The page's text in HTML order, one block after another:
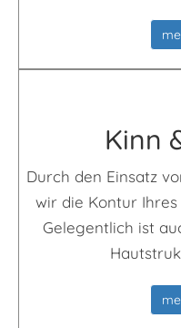
Kinn
Durch den Einsatz
wir die Kontur
Gelegentlich ist